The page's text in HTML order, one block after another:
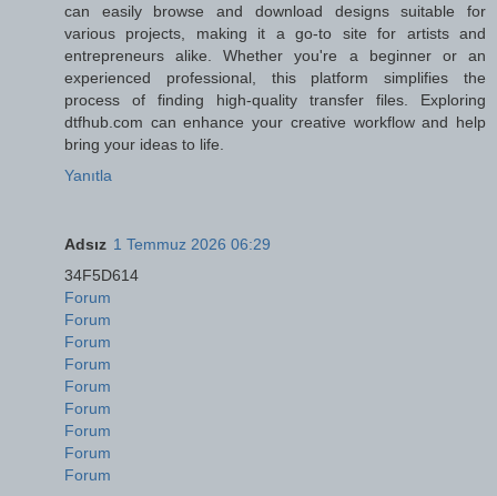
can easily browse and download designs suitable for
various projects, making it a go-to site for artists and
entrepreneurs alike. Whether you're a beginner or an
experienced professional, this platform simplifies the
process of finding high-quality transfer files. Exploring
dtfhub.com can enhance your creative workflow and help
bring your ideas to life.
Yanıtla
Adsız 1 Temmuz 2026 06:29
34F5D614
Forum
Forum
Forum
Forum
Forum
Forum
Forum
Forum
Forum